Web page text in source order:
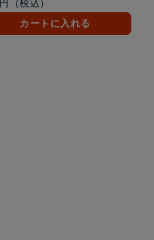
円（税込）
カートに入れる